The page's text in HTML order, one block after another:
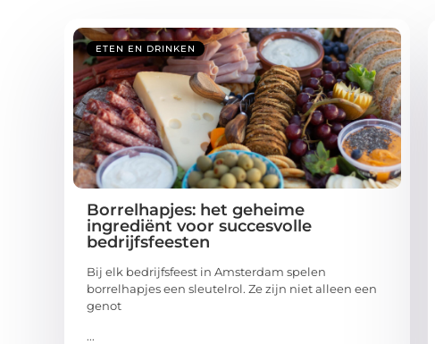
ETEN EN DRINKEN
Borrelhapjes: het geheime
ingrediënt voor succesvolle
bedrijfsfeesten
Bij elk bedrijfsfeest in Amsterdam spelen
borrelhapjes een sleutelrol. Ze zijn niet alleen een
genot
...